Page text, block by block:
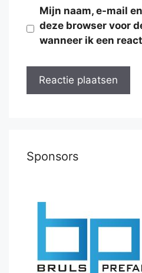
Mijn naam, e-mail
deze browser voor
wanneer ik een
Sponsors